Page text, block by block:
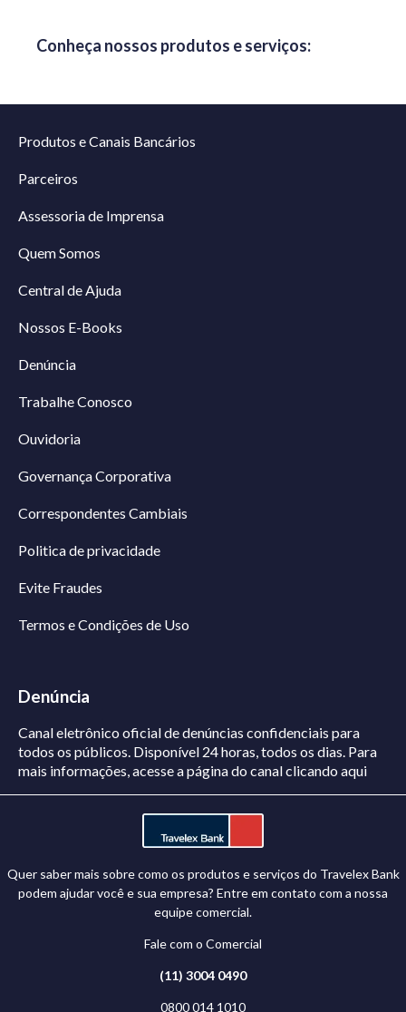
Conheça nossos produtos e serviços:
Produtos e Canais Bancários
Parceiros
Assessoria de Imprensa
Quem Somos
Central de Ajuda
Nossos E-Books
Denúncia
Trabalhe Conosco
Ouvidoria
Governança Corporativa
Correspondentes Cambiais
Politica de privacidade
Evite Fraudes
Termos e Condições de Uso
Denúncia
Canal eletrônico oficial de denúncias confidenciais para
todos os públicos. Disponível 24 horas, todos os dias. Para
mais informações, acesse a página do canalclicando aqui
Quer saber mais sobre como os produtos e serviços do Travelex Bank
podem ajudar você e sua empresa? Entre em contato com a nossa
equipe comercial.
Fale com o Comercial
(11) 3004 0490
0800 014 1010